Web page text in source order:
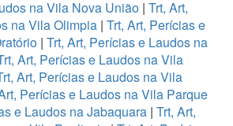
na Vila Nova União| Trt, Art,
na Vila Olimpia | Trt, Art, Perícias e
| Trt, Art, Perícias e Laudos na
Art, Perícias e Laudos na Vila
Art, Perícias e Laudos na Vila
Perícias e Laudos na Vila Parque
e Laudos na Jabaquara | Trt, Art,